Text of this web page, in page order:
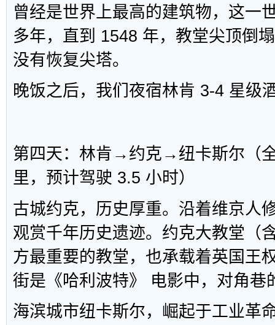
曾经是世界上最高的建筑物，这一
多年，直到 1548 年，教堂尖顶倒
没有恢复尖塔。
晚饭之后，我们夜宿林肯 3-4 星级
第四天：林肯→约克→纽卡斯尔（
里，预计驾驶 3.5 小时）
古城约克，历史厚重。沿着维京人
观赏千年历史遗迹。约克大教堂（
方最重要的教堂，也承载着英国王
街是《哈利波特》 电影中，对角巷
海滨城市纽卡斯尔，崛起于工业革